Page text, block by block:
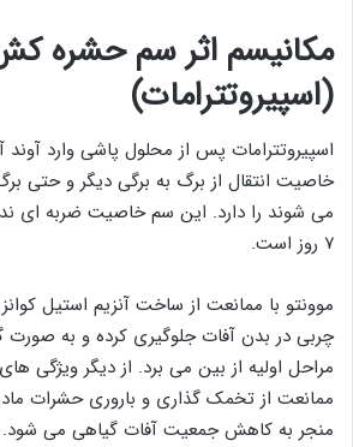
مکانیسم اثر سم حشره
(اسپیروتترامات)
اسپیروتترامات پس از محلول پاشی وارد
خاصیت انتقال از برگ به برگی دیگر و حتی
۷ روز است.
موونتو با ممانعت از ساخت آنزیم استیل
چربی در بدن آفات جلوگیری کرده و به صورت
مراحل اولیه از بین می برد. از دیگر ویژگی
ممانعت از تخمک گذاری و باروری حشرات
منجر به کاهش جمعیت آفات گیاهی می شود.